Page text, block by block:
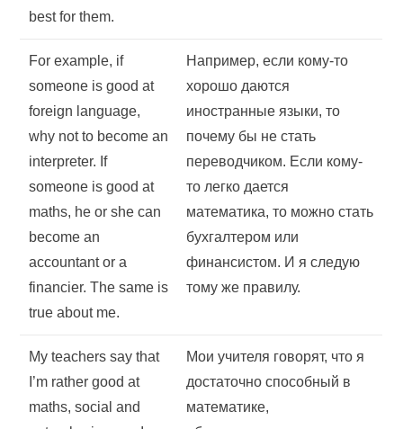
best for them.
For example, if
someone is good at
foreign language,
why not to become an
interpreter. If
someone is good at
maths, he or she can
become an
accountant or a
financier. The same is
true about me.
Например, если кому-то
хорошо даются
иностранные языки, то
почему бы не стать
переводчиком. Если кому-
то легко дается
математика, то можно стать
бухгалтером или
финансистом. И я следую
тому же правилу.
My teachers say that
I’m rather good at
maths, social and
Мои учителя говорят, что я
достаточно способный в
математике,